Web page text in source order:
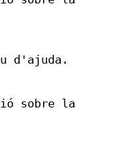
d'ajuda.
sobre la